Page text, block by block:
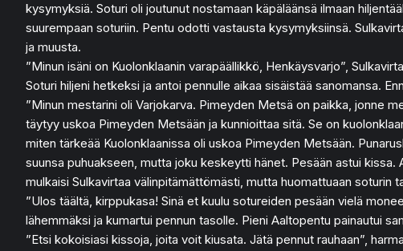
kysymyksiä. Soturi oli joutunut nostamaan käpäläänsä ilmaan
suurempaan soturiin. Pentu odotti vastausta kysymyksiinsä.
ja muusta.
”Minun isäni on Kuolonklaanin varapäällikkö, Henkäysvarjo”,
Soturi hiljeni hetkeksi ja antoi pennulle aikaa sisäistää sanomansa.
”Minun mestarini oli Varjokarva. Pimeyden Metsä on paikka, jonne
täytyy uskoa Pimeyden Metsään ja kunnioittaa sitä. Se on
miten tärkeää Kuolonklaanissa oli uskoa Pimeyden Metsään.
suunsa puhuakseen, mutta joku keskeytti hänet. Pesään astui
mulkaisi Sulkavirtaa välinpitämättömästi, mutta huomattuaan soturin
”Ulos täältä, kirppukasa! Sinä et kuulu sotureiden pesään vielä
lähemmäksi ja kumartui pennun tasolle. Pieni Aaltopentu painautui
”Etsi kokoisiasi kissoja, joita voit kiusata. Jätä pennut rauhaan”,